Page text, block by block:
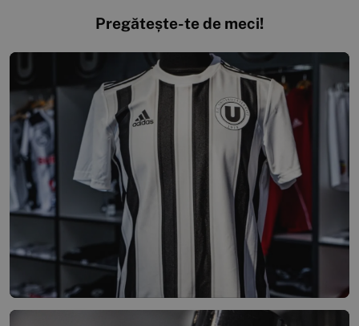
Pregătește-te de meci!